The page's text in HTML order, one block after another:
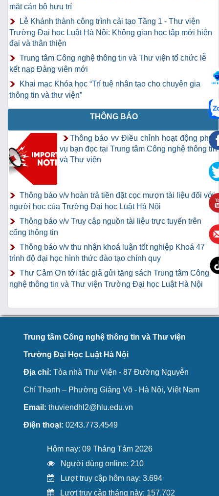
mặt cán bộ hưu trí
Lễ Khánh thành công trình cải tạo Tầng 1 - Thư viện
Trường Đại học Luật Hà Nội: Không gian học tập mới hiện
đại và thân thiện
Trung tâm Công nghệ thông tin và Thư viện tổ chức lễ
kết nạp Đảng viên mới
Khai mạc Khóa học “Trí tuệ nhân tạo cho chuyên gia
thông tin và thư viện”
THÔNG BÁO
Thông báo vv Điều chỉnh hoạt động phục
vụ bạn đọc tại Trung tâm Công nghệ thông tin
và Thư viện
Thông báo v/v hoàn trả tiền đặt cọc mượn tài liệu đối với
người học của Trường Đại học Luật Hà Nội
Thông báo v/v Truy cập nguồn tài liệu trực tuyến trên
cổng thông tin
Thông báo v/v thu nhận khoá luận tốt nghiệp Khoá 47
trình độ đại học hình thức đào tạo chính quy
Thư Cảm Ơn tới tác giả gửi tặng sách Trung tâm Công
nghệ thông tin và Thư viện Trường Đại học Luật Hà Nội
Trung tâm Công nghệ thông tin và Thư viện
Trường Đại Học Luật Hà Nội
Địa chỉ: Tòa nhà Thư Viện - 87 Đường Nguyễn
Chí Thanh – Phường Giảng Võ - Hà Nội, Việt Nam
Email: thuviendhl2@hlu.edu.vn
Điện thoại: 0243.773.4549
Hôm nay: 09 Tháng Tám 2026
Người dùng online: 210
Lượt truy cập hôm nay: 3.694
Lượt truy cập tháng này: 157.702